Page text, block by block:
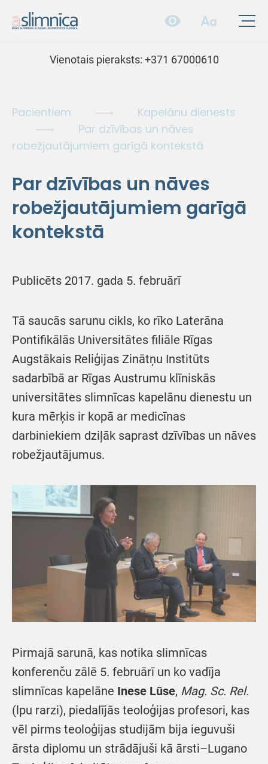
Vienotais pieraksts: +371 67000610
Pacientiem
Kapelānu dienests
Par dzīvības un nāves
robežjautājumiem garīgā kontekstā
Par dzīvības un nāves
robežjautājumiem garīgā
kontekstā
Publicēts 2017. gada 5. februārī
Tā saucās sarunu cikls, ko rīko Laterāna
Pontifikālās Universitātes filiāle Rīgas
Augstākais Reliģijas Zinātņu Institūts
sadarbībā ar Rīgas Austrumu klīniskās
universitātes slimnīcas kapelānu dienestu un
kura mērķis ir kopā ar medicīnas
darbiniekiem dziļāk saprast dzīvības un nāves
robežjautājumus.
Pirmajā sarunā, kas notika slimnīcas
konferenču zālē 5. februārī un ko vadīja
slimnīcas kapelāne Inese Lūse, Mag. Sc. Rel.
(lpu rarzi), piedalījās teoloģijas profesori, kas
vēl pirms teoloģijas studijām bija ieguvuši
ārsta diplomu un strādājuši kā ārsti–Lugano